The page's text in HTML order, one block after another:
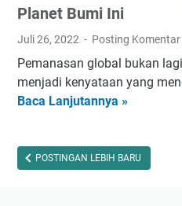
i
w
a
n
Planet Bumi Ini
Juli 26, 2022 Posting Komentar
Pemanasan global bukan
menjadi kenyataan yang
Baca Lanjutannya »
b
POSTINGAN LEBIH BARU